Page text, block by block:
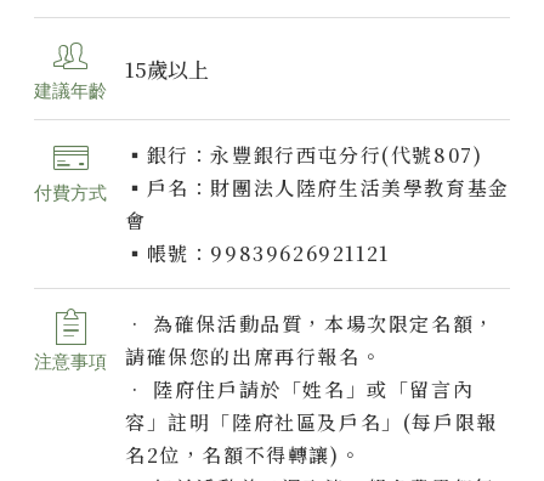
建議年齡
15歲以上
付費方式
▪️銀行：永豐銀行西屯分行(代號807)
▪️戶名：財團法人陸府生活美學教育基金
會
▪️帳號：99839626921121
注意事項
• 為確保活動品質，本場次限定名額，
請確保您的出席再行報名。
• 陸府住戶請於「姓名」或「留言內
容」註明「陸府社區及戶名」(每戶限報
名2位，名額不得轉讓)。